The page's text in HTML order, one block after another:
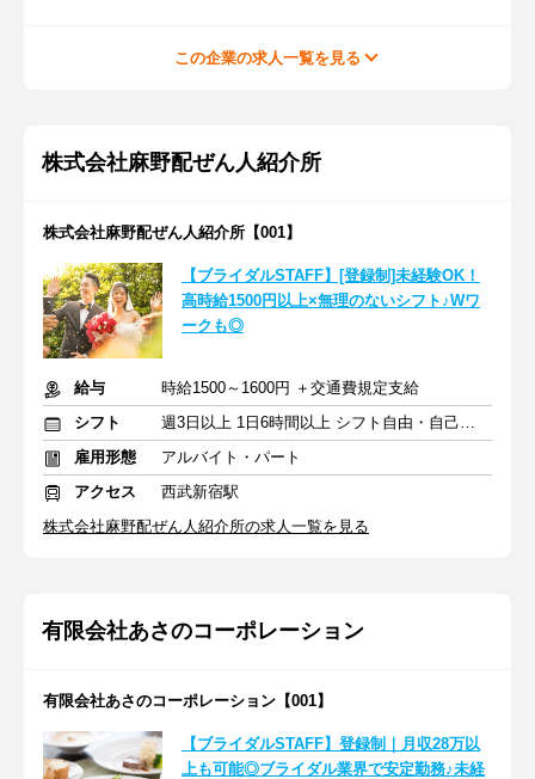
この企業の求人一覧を見る
株式会社麻野配ぜん人紹介所
株式会社麻野配ぜん人紹介所【001】
【ブライダルSTAFF】[登録制]未経験OK！
高時給1500円以上×無理のないシフト♪Wワ
ークも◎
給与
時給1500～1600円 ＋交通費規定支給
シフト
週3日以上 1日6時間以上 シフト自由・自己申告
雇用形態
アルバイト・パート
アクセス
西武新宿駅
株式会社麻野配ぜん人紹介所の求人一覧を見る
有限会社あさのコーポレーション
有限会社あさのコーポレーション【001】
【ブライダルSTAFF】登録制｜月収28万以
上も可能◎ブライダル業界で安定勤務♪未経